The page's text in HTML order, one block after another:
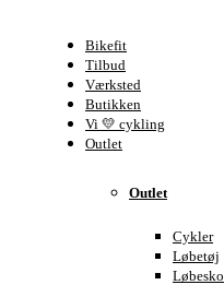
Bikefit
Tilbud
Værksted
Butikken
Vi 💛 cykling
Outlet
Outlet
Cykler
Løbetøj
Løbesko